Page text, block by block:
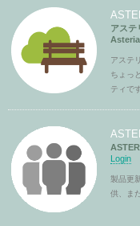
アステ
アステ
ちょっ
ティで
Login
製品更
供、ま